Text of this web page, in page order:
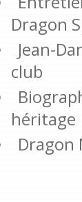
Dragon
Jean-
club
héritage
Dragon